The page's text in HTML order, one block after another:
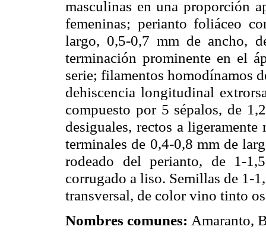
masculinas en una proporción
femeninas; perianto foliáceo
largo, 0,5-0,7 mm de ancho,
terminación prominente en el
serie; filamentos homodínamos
dehiscencia longitudinal
compuesto por 5 sépalos, de
desiguales, rectos a
terminales de 0,4-0,8 mm de
rodeado del perianto, de 1-
corrugado a liso. Semillas de 1-
transversal, de color vino tinto
Nombres comunes: Amaranto,